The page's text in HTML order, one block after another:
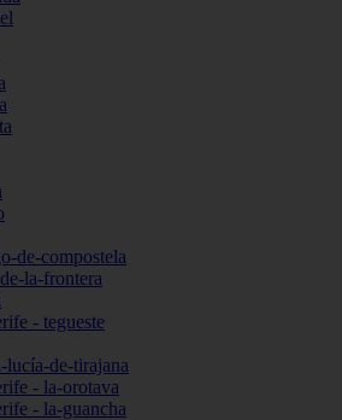
de-compostela
la-frontera
- tegueste
lucía-de-tirajana
- la-orotava
- la-guancha